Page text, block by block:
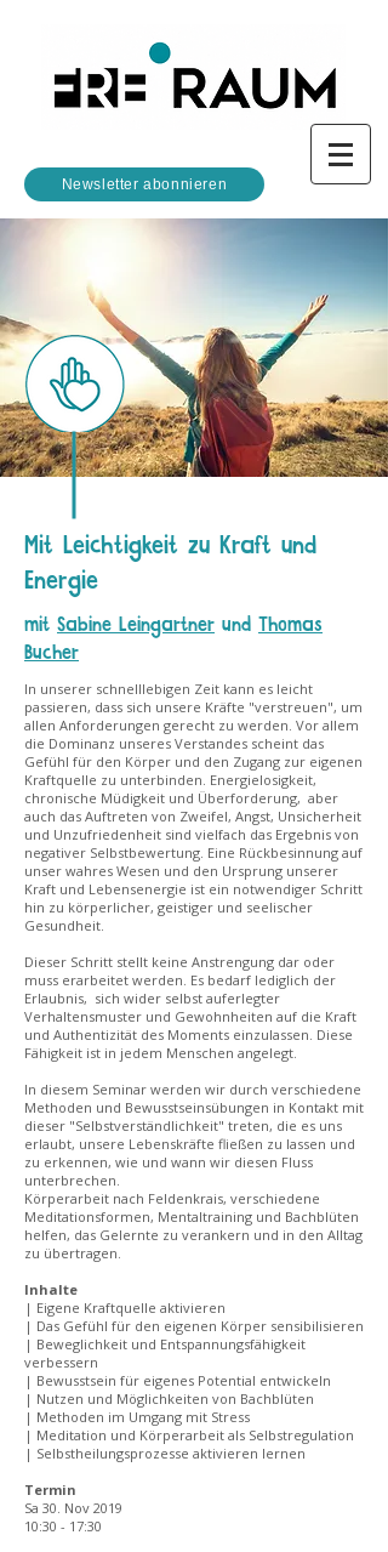
Newsletter abonnieren
Mit Leichtigkeit zu Kraft und
Energie
mit Sabine Leingartner und Thomas
Bucher
In unserer schnelllebigen Zeit kann es leicht
passieren, dass sich unsere Kräfte "verstreuen", um
allen Anforderungen gerecht zu werden. Vor allem
die Dominanz unseres Verstandes scheint das
Gefühl für den Körper und den Zugang zur eigenen
Kraftquelle zu unterbinden. Energielosigkeit,
chronische Müdigkeit und Überforderung, aber
auch das Auftreten von Zweifel, Angst, Unsicherheit
und Unzufriedenheit sind vielfach das Ergebnis von
negativer Selbstbewertung. Eine Rückbesinnung auf
unser wahres Wesen und den Ursprung unserer
Kraft und Lebensenergie ist ein notwendiger Schritt
hin zu körperlicher, geistiger und seelischer
Gesundheit.
Dieser Schritt stellt keine Anstrengung dar oder
muss erarbeitet werden. Es bedarf lediglich der
Erlaubnis, sich wider selbst auferlegter
Verhaltensmuster ​und Gewohnheiten auf die Kraft
und Authentizität des Moments einzulassen. Diese
Fähigkeit ist in jedem Menschen angelegt.
In diesem Seminar werden wir durch verschiedene
Methoden und Bewusstseinsübungen in Kontakt mit
dieser "Selbstverständlichkeit" treten, die es uns
erlaubt, unsere Lebenskräfte fließen zu lassen und
zu erkennen, wie und wann wir diesen Fluss
unterbrechen.
Körperarbeit nach Feldenkrais, verschiedene
Meditationsformen, Mentaltraining und Bachblüten
helfen, das Gelernte zu verankern und in den Alltag
zu übertragen.
Inhalte
| Eigene Kraftquelle aktivieren
| Das Gefühl für den eigenen Körper sensibilisieren
| Beweglichkeit und Entspannungsfähigkeit
verbessern
| Bewusstsein für eigenes Potential entwickeln
| Nutzen und Möglichkeiten von Bachblüten
| Methoden im Umgang mit Stress
| Meditation und Körperarbeit als Selbstregulation
| Selbstheilungsprozesse aktivieren lernen
Termin
Sa 30. Nov 2019
10:30 - 17:30